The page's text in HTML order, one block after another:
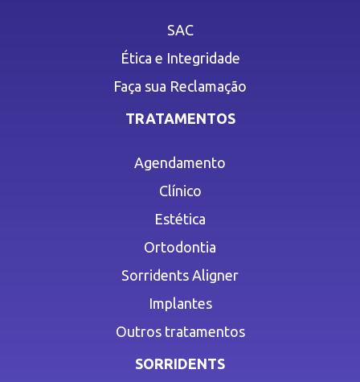
SAC
Ética e Integridade
Faça sua Reclamação
TRATAMENTOS
Agendamento
Clínico
Estética
Ortodontia
Sorridents Aligner
Implantes
Outros tratamentos
SORRIDENTS